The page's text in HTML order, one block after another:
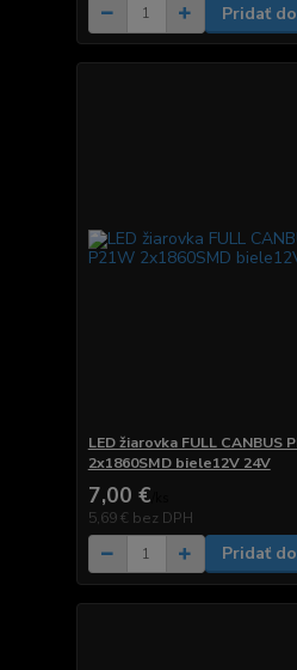
Pridať
LED žiarovka FULL CANBUS
2x1860SMD biele12V 24V
7,00 €
5,69 € bez DPH
Pridať